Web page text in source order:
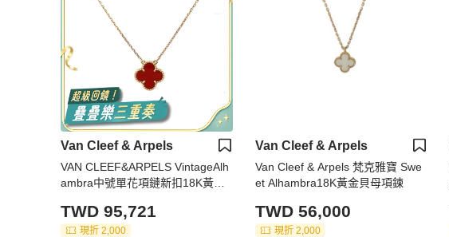
Van Cleef & Arpels
VAN CLEEF&ARPELS VintageAlh
ambra中號單花項鏈新扣18K黃金/
TWD 95,721
現折 2,000
Van Cleef & Arpels
Van Cleef & Arpels 梵克雅寶 Swe
et Alhambra18K黃金貝母項鍊
TWD 56,000
現折 2,000